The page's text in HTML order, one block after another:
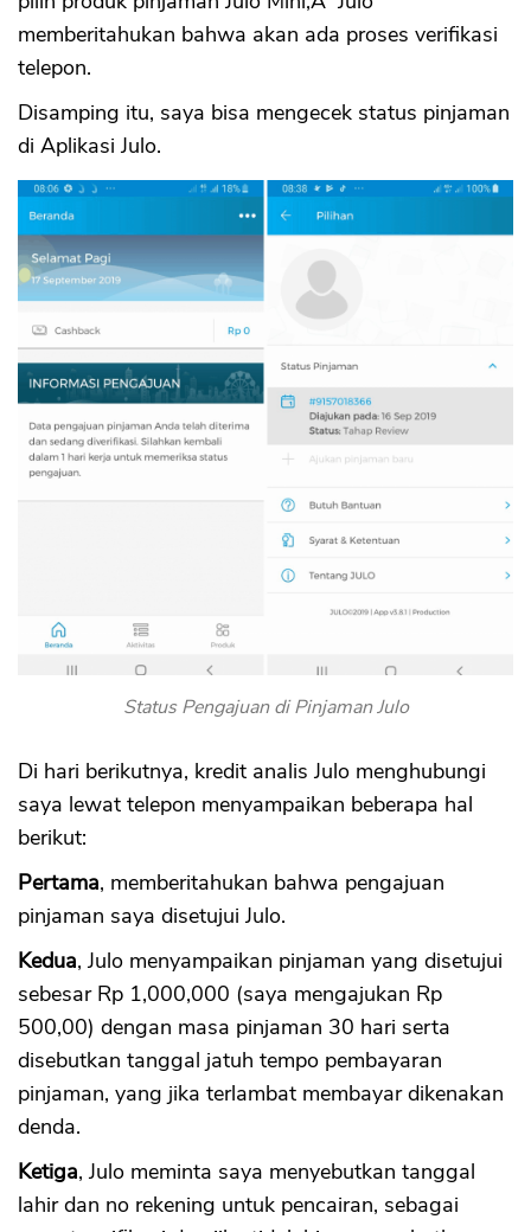
memberitahukan bahwa akan ada proses verifikasi
telepon.
Disamping itu, saya bisa mengecek status pinjaman
di Aplikasi Julo.
Status Pengajuan di Pinjaman Julo
Di hari berikutnya, kredit analis Julo menghubungi
saya lewat telepon menyampaikan beberapa hal
berikut:
Pertama, memberitahukan bahwa pengajuan
pinjaman saya disetujui Julo.
Kedua, Julo menyampaikan pinjaman yang disetujui
sebesar Rp 1,000,000 (saya mengajukan Rp
500,00) dengan masa pinjaman 30 hari serta
disebutkan tanggal jatuh tempo pembayaran
pinjaman, yang jika terlambat membayar dikenakan
denda.
Ketiga, Julo meminta saya menyebutkan tanggal
lahir dan no rekening untuk pencairan, sebagai